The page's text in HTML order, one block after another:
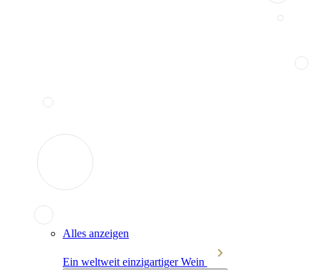
Alles anzeigen
Ein weltweit einzigartiger Wein